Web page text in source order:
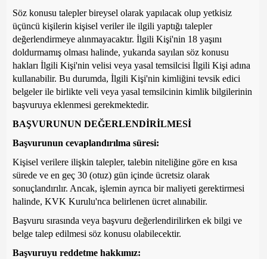
Söz konusu talepler bireysel olarak yapılacak olup yetkisiz
üçüncü kişilerin kişisel veriler ile ilgili yaptığı talepler
değerlendirmeye alınmayacaktır. İlgili Kişi'nin 18 yaşını
doldurmamış olması halinde, yukarıda sayılan söz konusu
hakları İlgili Kişi'nin velisi veya yasal temsilcisi İlgili Kişi adına
kullanabilir. Bu durumda, İlgili Kişi'nin kimliğini tevsik edici
belgeler ile birlikte veli veya yasal temsilcinin kimlik bilgilerinin
başvuruya eklenmesi gerekmektedir.
BAŞVURUNUN DEĞERLENDİRİLMESİ
Başvurunun cevaplandırılma süresi:
Kişisel verilere ilişkin talepler, talebin niteliğine göre en kısa
sürede ve en geç 30 (otuz) gün içinde ücretsiz olarak
sonuçlandırılır. Ancak, işlemin ayrıca bir maliyeti gerektirmesi
halinde, KVK Kurulu'nca belirlenen ücret alınabilir.
Başvuru sırasında veya başvuru değerlendirilirken ek bilgi ve
belge talep edilmesi söz konusu olabilecektir.
Başvuruyu reddetme hakkımız: